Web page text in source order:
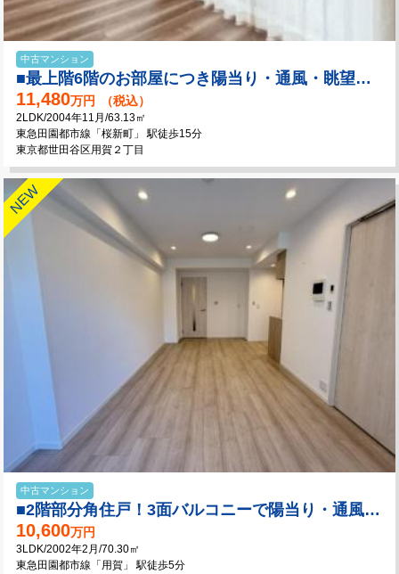
中古マンション
■最上階6階のお部屋につき陽当り・通風・眺望良好！
11,480万円 （税込）
2LDK/2004年11月/63.13㎡
東急田園都市線「桜新町」 駅徒歩15分
東京都世田谷区用賀２丁目
中古マンション
■2階部分角住戸！3面バルコニーで陽当り・通風良好！2025年2月大規模修繕工事実施済み
10,600万円
3LDK/2002年2月/70.30㎡
東急田園都市線「用賀」 駅徒歩5分